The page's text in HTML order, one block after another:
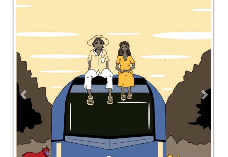
Previous Next